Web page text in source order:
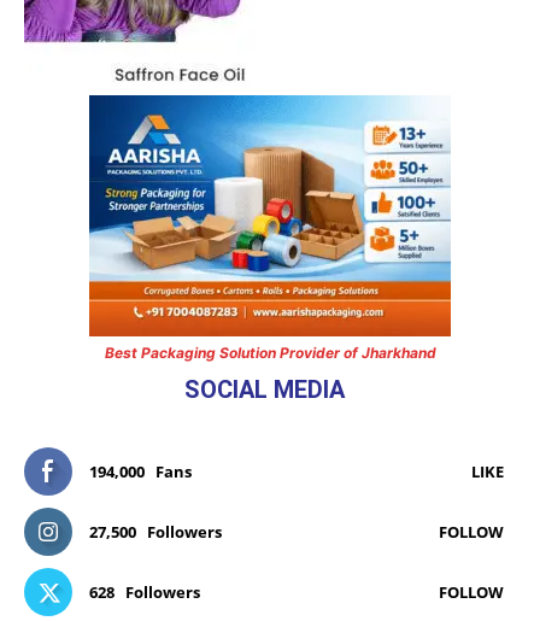
Best Packaging Solution Provider of Jharkhand
SOCIAL MEDIA
194,000 Fans LIKE
27,500 Followers FOLLOW
628 Followers FOLLOW